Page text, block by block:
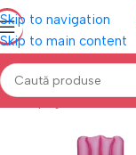
Skip to navigation
Skip to main content
Prima pagină PISCINE